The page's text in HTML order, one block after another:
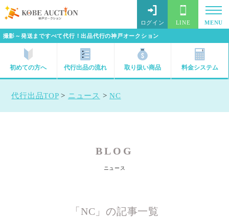
撮影～発送まですべて代行！出品代行の神戸オークション
ログイン LINE MENU
初めての方へ 代行出品の流れ 取り扱い商品 料金システム
代行出品TOP> ニュース >NC
BLOG
ニュース
「NC」の記事一覧